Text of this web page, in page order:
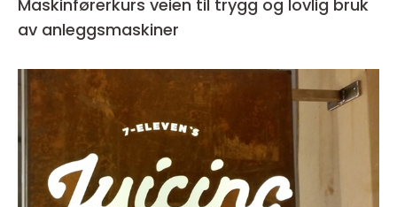
Maskinførerkurs veien til trygg og lovlig bruk
av anleggsmaskiner